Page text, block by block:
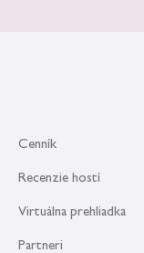
Cenník
Recenzie hostí
Virtuálna prehliadka
Partneri